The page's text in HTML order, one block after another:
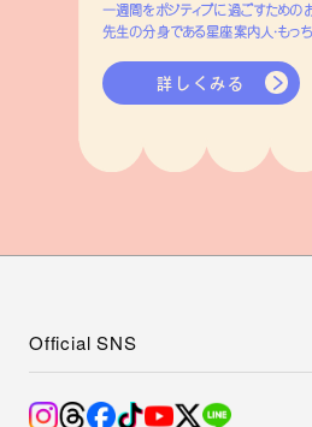
一週間をポジティブに過ごすためのお
先生の分身である星座案内人・もっち
詳しくみる
Official SNS